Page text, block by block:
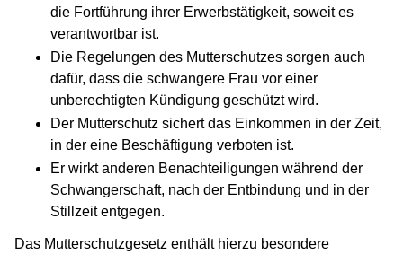
die Fortführung ihrer Erwerbstätigkeit, soweit es
verantwortbar ist.
Die Regelungen des Mutterschutzes sorgen auch
dafür, dass die schwangere Frau vor einer
unberechtigten Kündigung geschützt wird.
Der Mutterschutz sichert das Einkommen in der Zeit,
in der eine Beschäftigung verboten ist.
Er wirkt anderen Benachteiligungen während der
Schwangerschaft, nach der Entbindung und in der
Stillzeit entgegen.
Das Mutterschutzgesetz enthält hierzu besondere